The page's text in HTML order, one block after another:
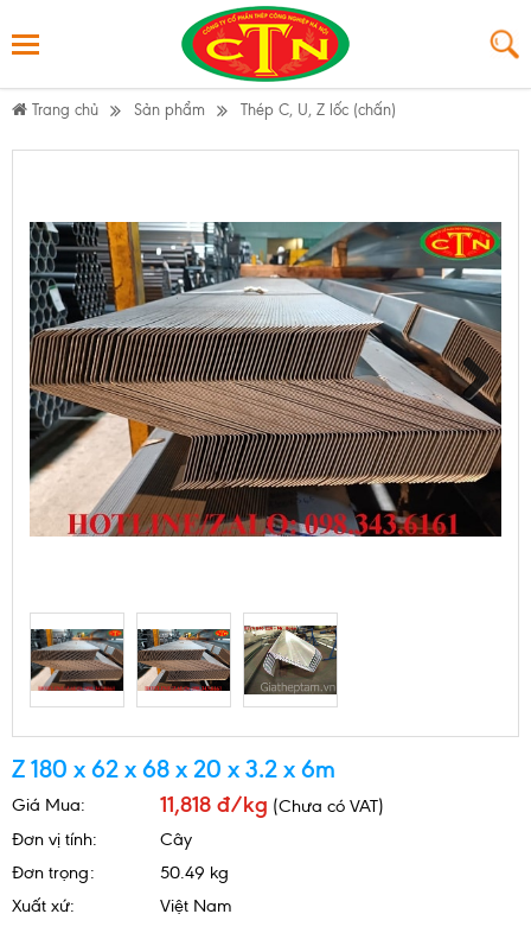
Trang chủ Sản phẩm Thép C, U, Z lốc (chấn)
Next
Z 180 x 62 x 68 x 20 x 3.2 x 6m
Giá Mua: 11,818 đ/kg (Chưa có VAT)
Đơn vị tính:
Cây
Đơn trọng:
50.49 kg
Xuất xứ:
Việt Nam